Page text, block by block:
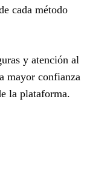
cada método
y atención al
mayor confianza
la plataforma.